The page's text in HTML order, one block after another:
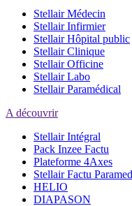
Stellair Médecin
Stellair Infirmier
Stellair Hôpital public
Stellair Clinique
Stellair Officine
Stellair Labo
Stellair Paramédical
A découvrir
Stellair Intégral
Pack Inzee Factu
Plateforme 4Axes
Stellair Factu Paramed
HELIO
DIAPASON